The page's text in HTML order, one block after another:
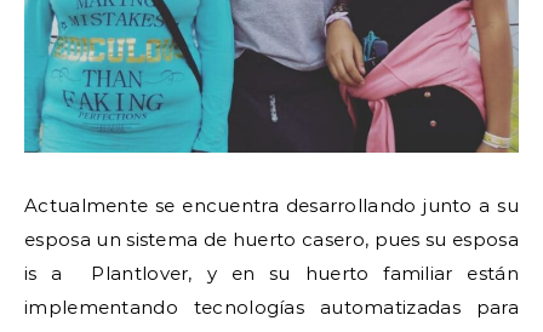
Actualmente se encuentra desarrollando junto a su
esposa un sistema de huerto casero, pues su esposa
is a Plantlover, y en su huerto familiar están
implementando tecnologías automatizadas para